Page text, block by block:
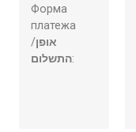
Форма
платежа
/אופן
התשלום: